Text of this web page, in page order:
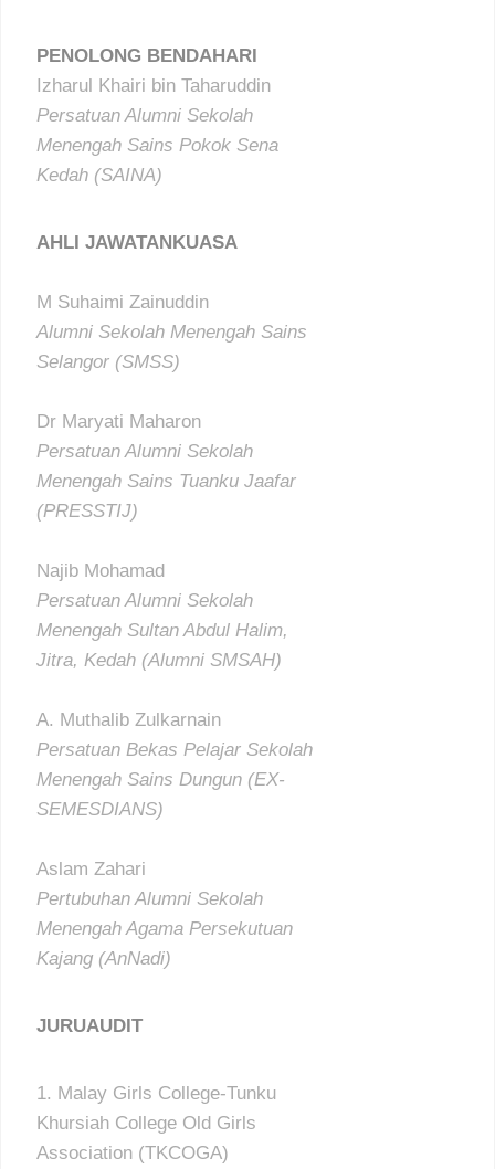
PENOLONG BENDAHARI
Izharul Khairi bin Taharuddin
Persatuan Alumni Sekolah
Menengah Sains Pokok Sena
Kedah (SAINA)
AHLI JAWATANKUASA
M Suhaimi Zainuddin
Alumni Sekolah Menengah Sains
Selangor (SMSS)
Dr Maryati Maharon
Persatuan Alumni Sekolah
Menengah Sains Tuanku Jaafar
(PRESSTIJ)
Najib Mohamad
Persatuan Alumni Sekolah
Menengah Sultan Abdul Halim,
Jitra, Kedah (Alumni SMSAH)
A. Muthalib Zulkarnain
Persatuan Bekas Pelajar Sekolah
Menengah Sains Dungun (EX-
SEMESDIANS)
Aslam Zahari
Pertubuhan Alumni Sekolah
Menengah Agama Persekutuan
Kajang (AnNadi)
JURUAUDIT
Malay Girls College-Tunku
Khursiah College Old Girls
Association (TKCOGA)